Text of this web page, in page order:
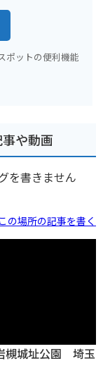
ポットの便利機能
や動画
を書きません
この場所の記事を書く
槻城址公園 埼玉